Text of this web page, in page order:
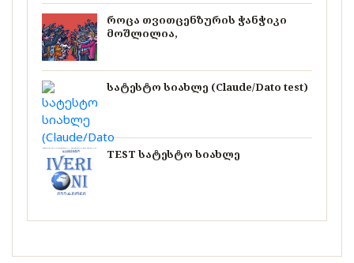
როცა თვითცენზურის ჭანჭიკი
მოშლილია,
სატესტო სიახლე (Claude/Dato test)
TEST სატესტო სიახლე